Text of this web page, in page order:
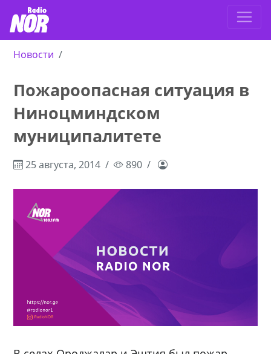
Новости
Пожароопасная ситуация в
Ниноцминдском
муниципалитете
25 августа, 2014 890